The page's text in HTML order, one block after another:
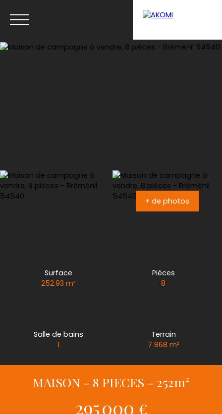
+ de photos
Surface
252.93m²
Pièces
8
Salle de bains
1
Terrain
7 868 m²
MAISON - 8 PIECES - 252m²
295 000 €